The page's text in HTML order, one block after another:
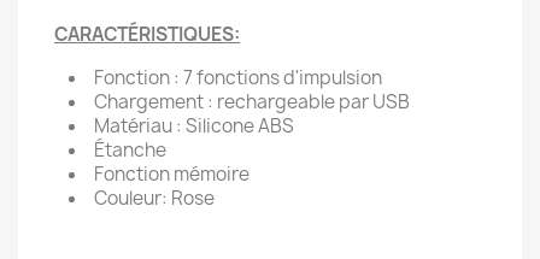
CARACTÉRISTIQUES:
Fonction : 7 fonctions d'impulsion
Chargement : rechargeable par USB
Matériau : Silicone ABS
Étanche
Fonction mémoire
Couleur: Rose